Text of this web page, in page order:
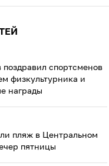
спортсменов
физкультурника и
награды
пляж в Центральном
пятницы